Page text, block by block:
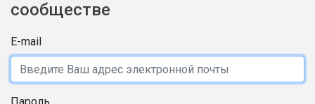
сообществе
E-mail